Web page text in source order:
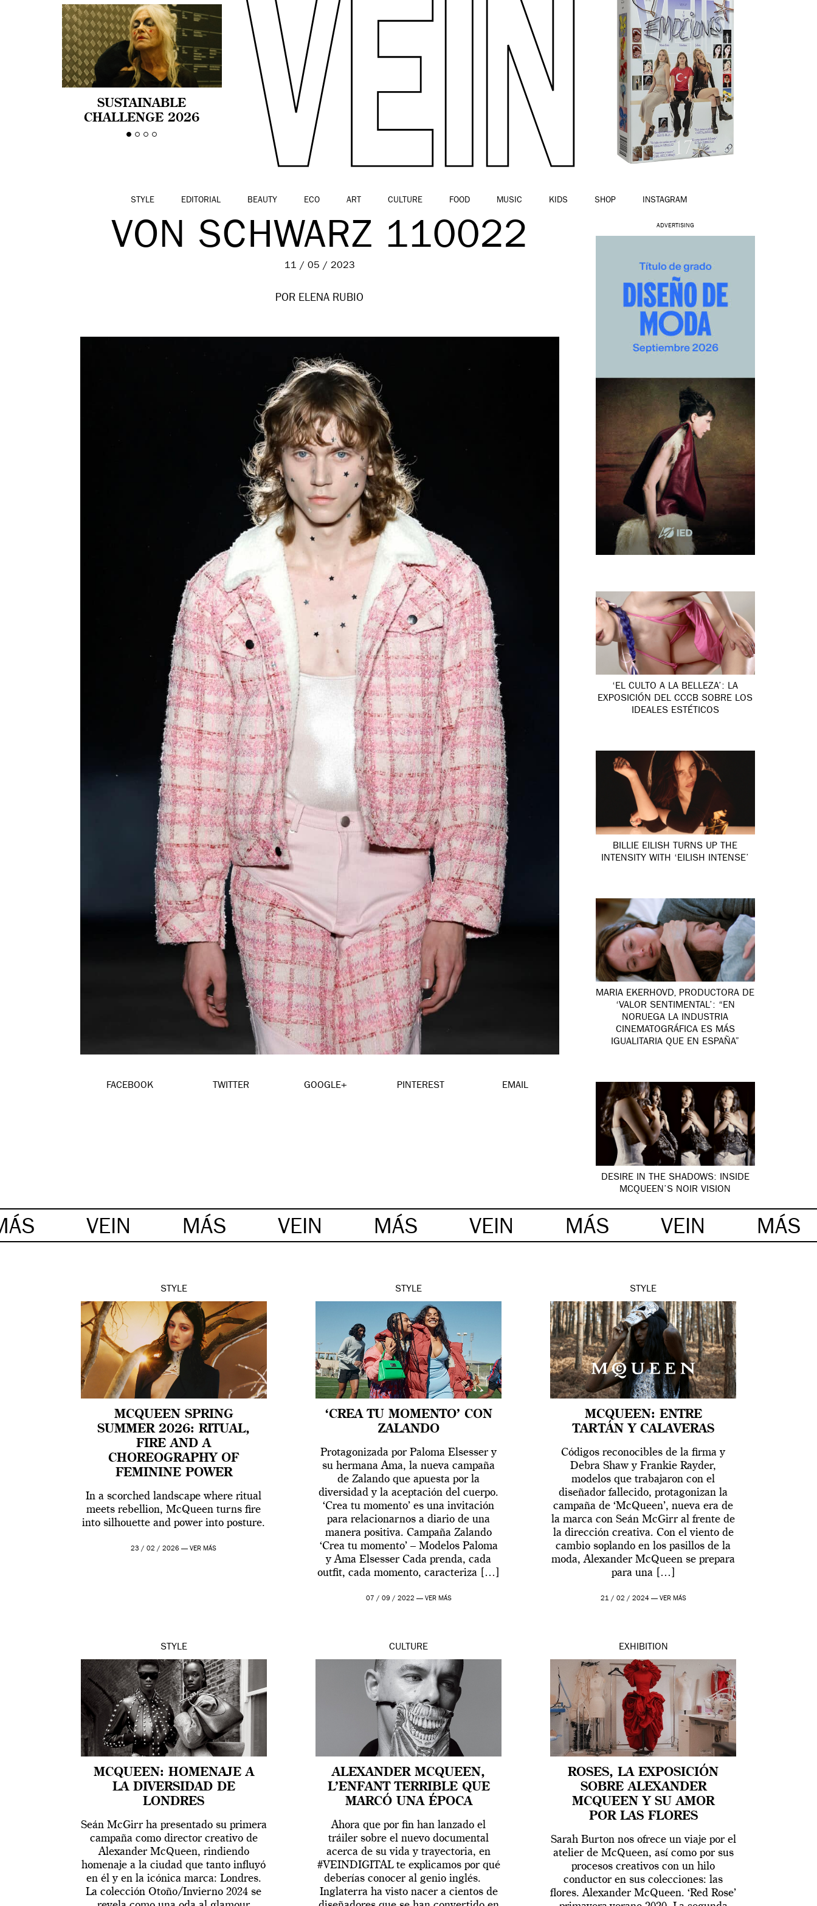
SUSTAINABLE
CHALLENGE 2026
CELEBRA LA
STYLE EDITORIAL BEAUTY ECO ART CULTURE FOOD MUSIC KIDS SHOP INSTAGRAM
VON SCHWARZ 110022
11 / 05 / 2023
POR ELENA RUBIO
FACEBOOK TWITTER GOOGLE+ PINTEREST EMAIL
ADVERTISING
‘EL CULTO A LA BELLEZA’: LA
EXPOSICIÓN DEL CCCB SOBRE LOS
IDEALES ESTÉTICOS
BILLIE EILISH TURNS UP THE
INTENSITY WITH ‘EILISH INTENSE’
MARIA EKERHOVD, PRODUCTORA DE
‘VALOR SENTIMENTAL’: “EN
NORUEGA LA INDUSTRIA
CINEMATOGRÁFICA ES MÁS
IGUALITARIA QUE EN ESPAÑA”
DESIRE IN THE SHADOWS: INSIDE
MCQUEEN’S NOIR VISION
VEIN MÁS VEIN MÁS VEIN MÁS VEIN MÁS
STYLE
MCQUEEN SPRING
SUMMER 2026: RITUAL,
FIRE AND A
CHOREOGRAPHY OF
FEMININE POWER
In a scorched landscape where ritual
meets rebellion, McQueen turns fire
into silhouette and power into posture.
23 / 02 / 2026 —VER MÁS
STYLE
‘CREA TU MOMENTO’ CON
ZALANDO
Protagonizada por Paloma Elsesser y
su hermana Ama, la nueva campaña
de Zalando que apuesta por la
diversidad y la aceptación del cuerpo.
‘Crea tu momento’ es una invitación
para relacionarnos a diario de una
manera positiva. Campaña Zalando
‘Crea tu momento’ – Modelos Paloma
y Ama Elsesser Cada prenda, cada
outfit, cada momento, caracteriza […]
07 / 09 / 2022 — VER MÁS
STYLE
MCQUEEN: ENTRE
TARTÁN Y CALAVERAS
Códigos reconocibles de la firma y
Debra Shaw y Frankie Rayder,
modelos que trabajaron con el
diseñador fallecido, protagonizan la
campaña de ‘McQueen’, nueva era de
la marca con Seán McGirr al frente de
la dirección creativa. Con el viento de
cambio soplando en los pasillos de la
moda, Alexander McQueen se prepara
para una […]
21 / 02 / 2024 — VER MÁS
STYLE
MCQUEEN: HOMENAJE A
LA DIVERSIDAD DE
LONDRES
Seán McGirr ha presentado su primera
campaña como director creativo de
Alexander McQueen, rindiendo
homenaje a la ciudad que tanto influyó
en él y en la icónica marca: Londres.
La colección Otoño/Invierno 2024 se
CULTURE
ALEXANDER MCQUEEN,
L’ENFANT TERRIBLE QUE
MARCÓ UNA ÉPOCA
Ahora que por fin han lanzado el
tráiler sobre el nuevo documental
acerca de su vida y trayectoria, en
#VEINDIGITAL te explicamos por qué
deberías conocer al genio inglés.
Inglaterra ha visto nacer a cientos de
EXHIBITION
ROSES, LA EXPOSICIÓN
SOBRE ALEXANDER
MCQUEEN Y SU AMOR
POR LAS FLORES
Sarah Burton nos ofrece un viaje por el
atelier de McQueen, así como por sus
procesos creativos con un hilo
conductor en sus colecciones: las
flores. Alexander McQueen. ‘Red Rose’